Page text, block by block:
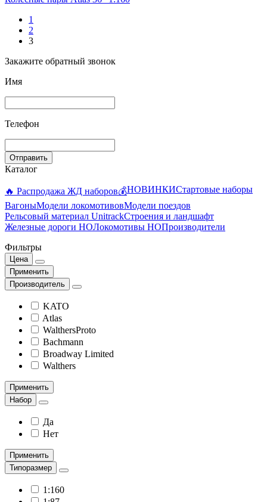
1
2
3
Закажите обратный звонок
Имя
Телефон
Отправить
Каталог
🔥 Распродажа ЖД наборов💰НОВИНКИСтартовые наборы
ВагоныМодели локомотивовМодели поездов
Рельсовый материал UnitrackСтроения и ландшафт
Железные дороги HOЛокомотивы HOПроизводители
Фильтры
Цена
Применить
Производитель
KATO
Atlas
WalthersProto
Bachmann
Broadway Limited
Walthers
Применить
Набор
Да
Нет
Применить
Типоразмер
1:160